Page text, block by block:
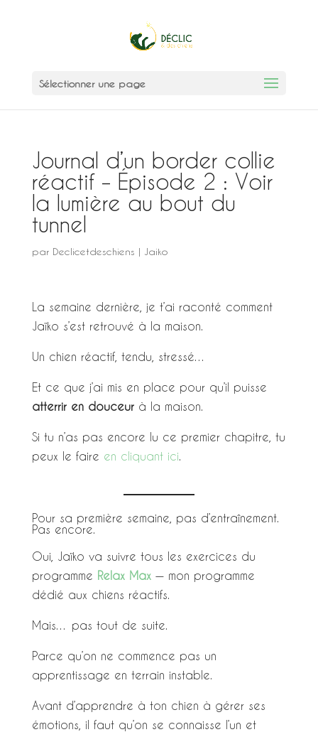
Sélectionner une page
Journal d’un border collie
réactif – Épisode 2 : Voir
la lumière au bout du
tunnel
par Declicetdeschiens | Jaiko
La semaine dernière, je t’ai raconté comment
Jaïko s’est retrouvé à la maison.
Un chien réactif, tendu, stressé…
Et ce que j’ai mis en place pour qu’il puisse
atterrir en douceurà la maison.
Si tu n’as pas encore lu ce premier chapitre, tu
peux le faire en cliquant ici.
Pour sa première semaine, pas d’entraînement.
Pas encore.
Oui, Jaïko va suivre tous les exercices du
programme Relax Max— mon programme
dédié aux chiens réactifs.
Mais… pas tout de suite.
Parce qu’on ne commence pas un
apprentissage en terrain instable.
Avant d’apprendre à ton chien à gérer ses
émotions, il faut qu’on se connaisse l’un et